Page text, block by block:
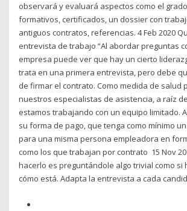
observará y evaluará aspectos como el
formativos, certificados, un dossier con
antiguos contratos, referencias. 4 Feb 2020
entrevista de trabajo “Al abordar preguntas
empresa puede ver que hay un cierto
trata en una primera entrevista, pero debe
de firmar el contrato. Como medida de salud
nuestros especialistas de asistencia, a raíz de
estamos trabajando con un equipo limitado.
su forma de pago, que tenga como mínimo
para una misma persona empleadora en
como los que trabajan por contrato 15 Nov
hacerlo es preguntándole algo trivial como si
cómo está. Adapta la entrevista a cada